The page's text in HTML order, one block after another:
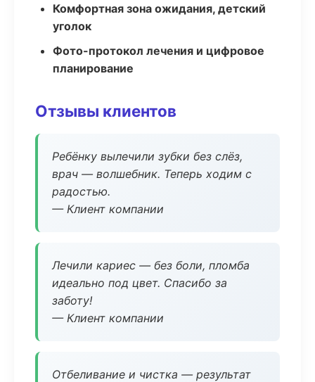
Комфортная зона ожидания, детский
уголок
Фото-протокол лечения и цифровое
планирование
Отзывы клиентов
Ребёнку вылечили зубки без слёз,
врач — волшебник. Теперь ходим с
радостью.
— Клиент компании
Лечили кариес — без боли, пломба
идеально под цвет. Спасибо за
заботу!
— Клиент компании
Отбеливание и чистка — результат